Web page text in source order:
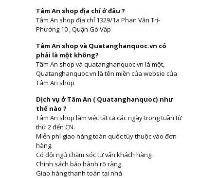
Tâm An shop địa chỉ ở đâu ?
Tâm An shop địa chỉ 1329/1a Phan Văn Trị-
Phường 10 , Quận Gò Vấp
Tâm An shop và Quatanghanquoc.vn có
phải là một không?
Tâm An shop và quatanghanquoc.vn là một,
Quatanghanquoc.vn là tên miền của websie của
Tâm An shop
Dịch vụ ở Tâm An ( Quatanghanquoc) như
thế nào ?
Tâm An shop làm việc tất cả các ngày trong tuần từ
thứ 2 đến CN.
Miễn phí giao hàng toàn quốc tùy thuộc vào đơn
hàng.
Có đội ngủ chăm sóc tư vấn khách hàng.
Chính sách bảo hành rõ ràng
Giao hàng thanh toán tại nhà